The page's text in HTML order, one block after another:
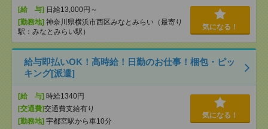
[給 与] 日給13,000円～
[勤務地] 神奈川県横浜市西区みなとみらい（最寄り
駅：みなとみらい駅）
気になる！
給与即払いOK！高時給！日勤のお仕事！梱包・ピッ
キング[派遣]
[給 与] 時給1340円
[交通費]交通費支給有り
[勤務地] 宇都宮駅から車10分
気になる！